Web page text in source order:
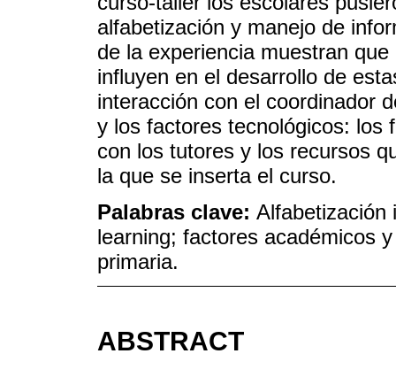
alfabetización y manejo de
de la experiencia muestran
influyen en el desarrollo de
interacción con el coordinador
y los factores tecnológicos: los
con los tutores y los recursos
la que se inserta el curso.
Palabras clave: Alfabetización
learning; factores académicos
primaria.
ABSTRACT